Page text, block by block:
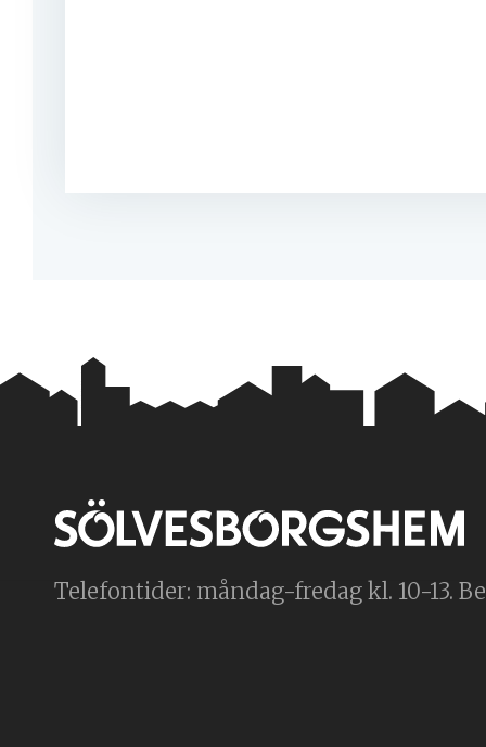
Telefontider: måndag-fredag kl. 10-13.